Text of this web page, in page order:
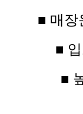
■ 매장
■
■